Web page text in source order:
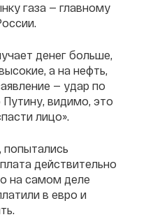
газа — главному
денег больше,
а на нефть,
— удар по
видимо, это
лицо».
попытались
действительно
на самом деле
в евро и